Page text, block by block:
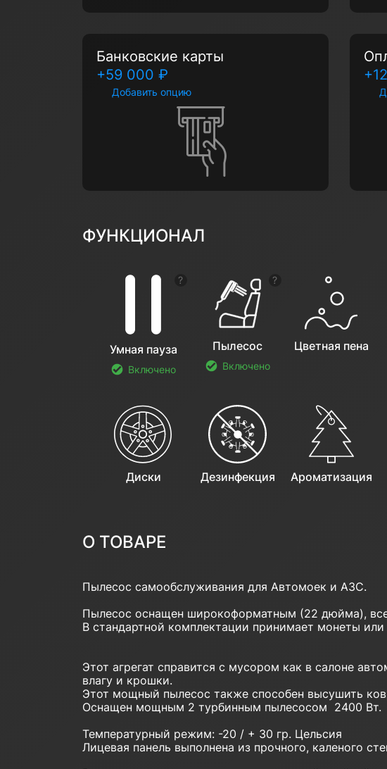
Банковские карты
+59 000 ₽
Добавить опцию
ФУНКЦИОНАЛ
Умная пауза
Включено
Показать подсказку
Пылесос
Включено
Показать подсказку
Цветная пена
Диски Дезинфекция Ароматизация
О ТОВАРЕ
Пылесос самообслуживания для Автомоек и АЗС.
Пылесос оснащен широкоформатным (22 дюйма),
В стандартной комплектации принимает монеты
Этот агрегат справится с мусором как в салоне
влагу и крошки.
Этот мощный пылесос также способен высушить
Оснащен мощным 2 турбинным пылесосом 2400 Вт.
Температурный режим: -20 / + 30 гр. Цельсия
Лицевая панель выполнена из прочного, каленого